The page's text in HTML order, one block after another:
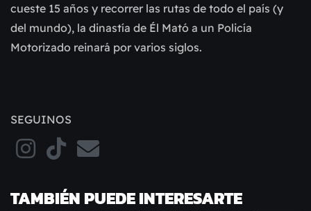
cueste 15 años y recorrer las rutas de todo el país (y
del mundo), la dinastía de Él Mató a un Policía
Motorizado reinará por varios siglos.
SEGUINOS
TAMBIÉN PUEDE INTERESARTE